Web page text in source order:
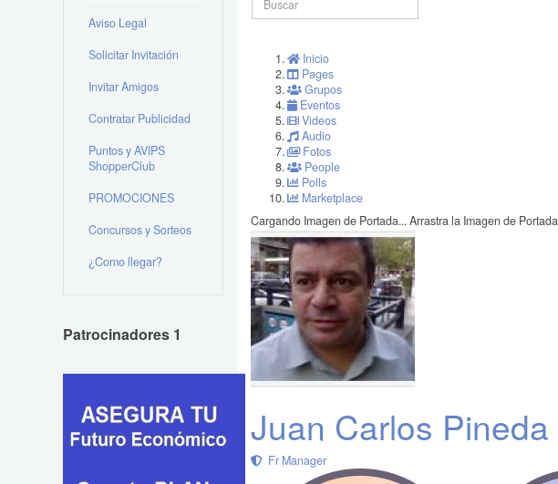
Inicio
Pages
Grupos
Eventos
Videos
Audio
Fotos
People
Polls
Marketplace
Cargando Imagen de Portada...Arrastra la Imagen de
Juan Carlos
Fr Manager
Aviso Legal
Solicitar Invitación
Invitar Amigos
Contratar Publicidad
Puntos y AVIPS
ShopperClub
PROMOCIONES
Concursos y Sorteos
¿Como llegar?
Patrocinadores 1